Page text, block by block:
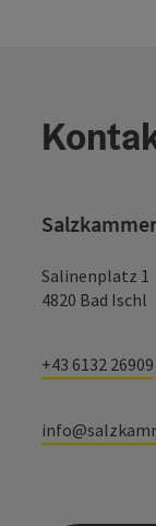
Salinenplatz 1
4820 Bad Ischl
+43 6132 26909